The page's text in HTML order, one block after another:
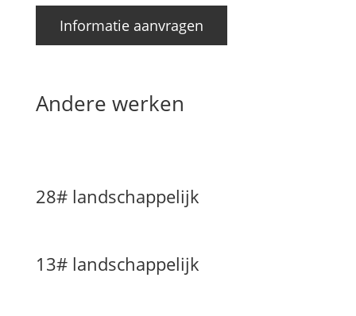
Informatie aanvragen
Andere werken
28# landschappelijk
13# landschappelijk